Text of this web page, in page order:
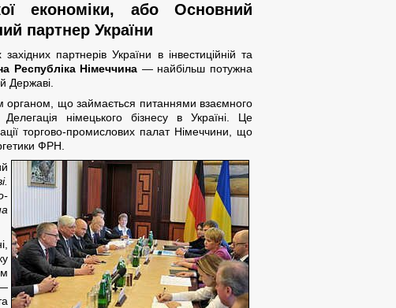
економіки, або Основний
партнер України
партнерів України в інвестиційній та
Республіка Німеччина — найбільш потужна
Державі.
органом, що займається питаннями взаємного
німецького бізнесу в Україні. Це
торгово-промислових палат Німеччини, що
ФРН.